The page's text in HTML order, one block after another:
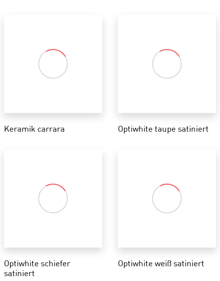
Keramik carrara Optiwhite taupe satiniert
Optiwhite schiefer
satiniert
Optiwhite weiß satiniert